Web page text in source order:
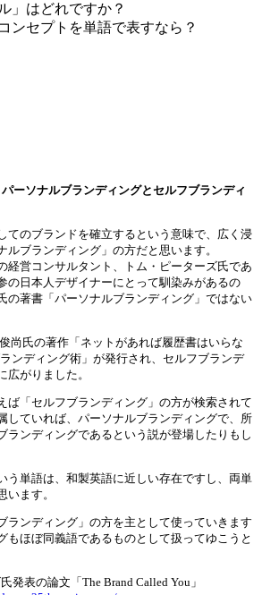
」はどれですか？
ンセプトを単語で表すなら？
パーソナルブランディングとセルフブランディ
てのブランドを確立するという意味で、広く浸
ルブランディング」の方だと思います。
経営コンサルタント、トム・ピーターズ氏であ
の日本人デザイナーにとって馴染みがあるの
の著書「パーソナルブランディング」ではない
尚氏の著作「ネットがあれば履歴書はいらな
ンディング術」が発行され、セルフブランデ
広がりました。
ば「セルフブランディング」の方が検索されて
していれば、パーソナルブランディングで、所
ランディングであるという説が登場したりもし
う単語は、和製英語に近しい存在ですし、両単
います。
ランディング」の方を主として使っていきます
もほぼ同義語であるものとして扱ってゆこうと
発表の論文「The Brand Called You」